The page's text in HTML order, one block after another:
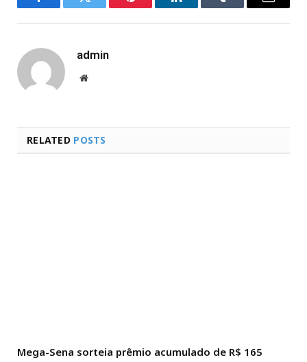
FacebookTwitter Pinterest LinkedInTumblr Email
admin
Website
RELATED POSTS
Mega-Sena sorteia prêmio acumulado de R$ 165